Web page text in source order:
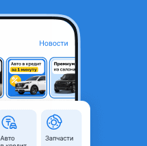
Алматы, Алматинская
область